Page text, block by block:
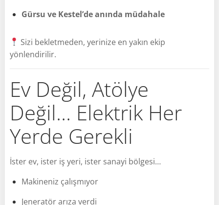
Gürsu ve Kestel’de anında müdahale
Sizi bekletmeden, yerinize en yakın ekip
yönlendirilir.
Ev Değil, Atölye
Değil… Elektrik Her
Yerde Gerekli
İster ev, ister iş yeri, ister sanayi bölgesi…
Makineniz çalışmıyor
Jeneratör arıza verdi